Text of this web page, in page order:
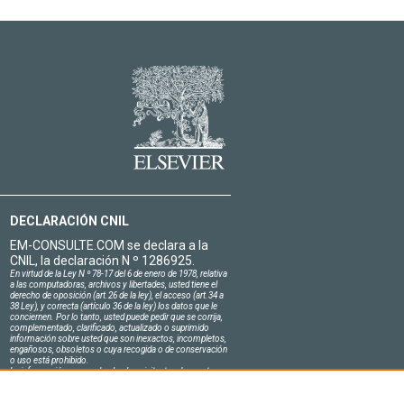
DECLARACIÓN CNIL
EM-CONSULTE.COM se declara a la
CNIL, la declaración N º 1286925.
En virtud de la Ley N º 78-17 del 6 de enero de 1978, relativa
a las computadoras, archivos y libertades, usted tiene el
derecho de oposición (art.26 de la ley), el acceso (art.34 a
38 Ley), y correcta (artículo 36 de la ley) los datos que le
conciernen. Por lo tanto, usted puede pedir que se corrija,
complementado, clarificado, actualizado o suprimido
información sobre usted que son inexactos, incompletos,
engañosos, obsoletos o cuya recogida o de conservación
o uso está prohibido.
La información personal sobre los visitantes de nuestro